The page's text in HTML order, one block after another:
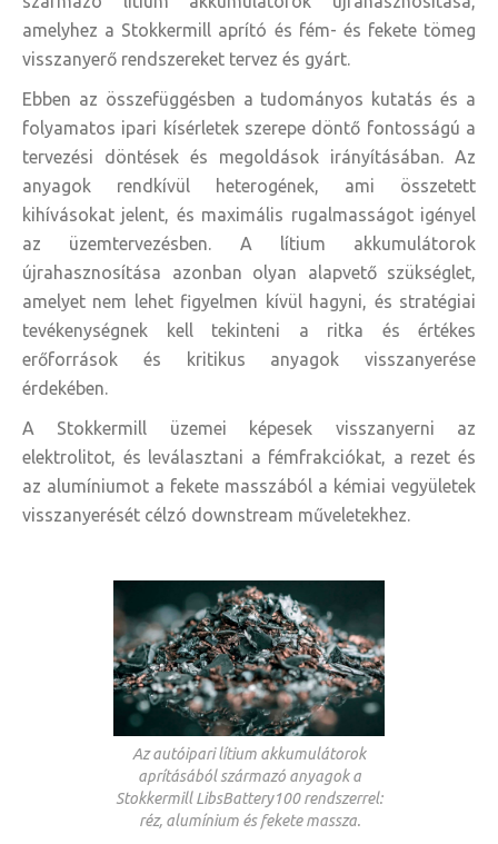
amelyhez a Stokkermill aprító és fém- és fekete tömeg
visszanyerő rendszereket tervez és gyárt.
Ebben az összefüggésben a tudományos kutatás és a
folyamatos ipari kísérletek szerepe döntő fontosságú a
tervezési döntések és megoldások irányításában. Az
anyagok rendkívül heterogének, ami összetett
kihívásokat jelent, és maximális rugalmasságot igényel
az üzemtervezésben. A lítium akkumulátorok
újrahasznosítása azonban olyan alapvető szükséglet,
amelyet nem lehet figyelmen kívül hagyni, és stratégiai
tevékenységnek kell tekinteni a ritka és értékes
erőforrások és kritikus anyagok visszanyerése
érdekében.
A Stokkermill üzemei képesek visszanyerni az
elektrolitot, és leválasztani a fémfrakciókat, a rezet és
az alumíniumot a fekete masszából a kémiai vegyületek
visszanyerését célzó downstream műveletekhez.
Az autóipari lítium akkumulátorok
aprításából származó anyagok a
Stokkermill LibsBattery100 rendszerrel:
réz, alumínium és fekete massza.